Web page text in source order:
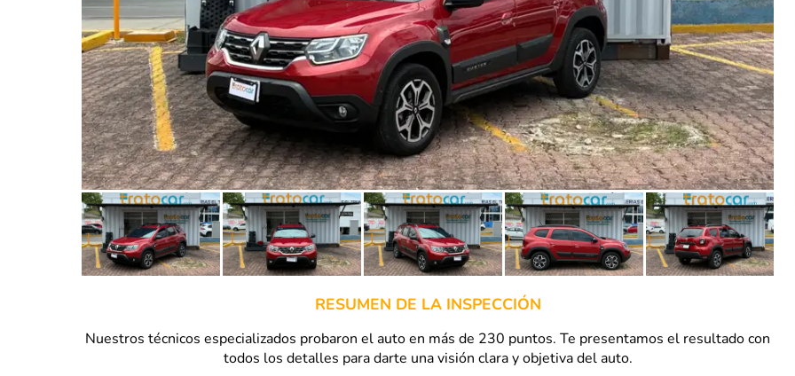
RESUMEN DE LA INSPECCIÓN
Nuestros técnicos especializados probaron el auto en más de 230 puntos. Te presentamos el resultado con
todos los detalles para darte una visión clara y objetiva del auto.